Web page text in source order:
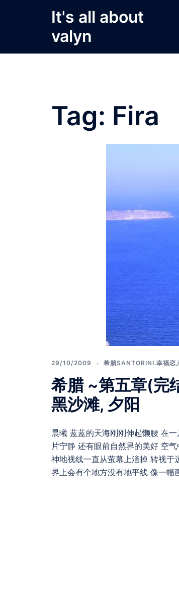
It's all about
valyn
Tag: Fira
29/10/2009 希腊SANTORINI.幸福恋
希腊 ~第五章(完
黑沙滩, 夕阳
晨曦 蓝蓝的天海刚刚伸起懒腰 在
片宁静 还有眼前自然界的美好 空
神地视线一直从萤幕上溜掉 转视
界上会有个地方没有地平线 像一